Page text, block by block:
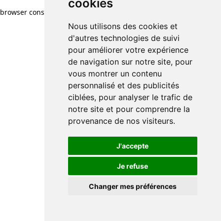
cookies
Nous utilisons des cookies et
d'autres technologies de suivi
pour améliorer votre expérience
de navigation sur notre site, pour
vous montrer un contenu
personnalisé et des publicités
ciblées, pour analyser le trafic de
notre site et pour comprendre la
provenance de nos visiteurs.
J'accepte
Je refuse
Changer mes préférences
browser console for more information)